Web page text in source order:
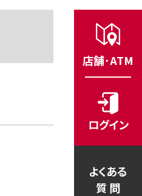
店舗･ATM
ログイン
よくある
質 問